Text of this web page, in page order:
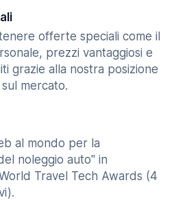
offerte speciali come il
prezzi vantaggiosi e
grazie alla nostra posizione
mercato.
al mondo per la
noleggio auto" in
Travel Tech Awards (4